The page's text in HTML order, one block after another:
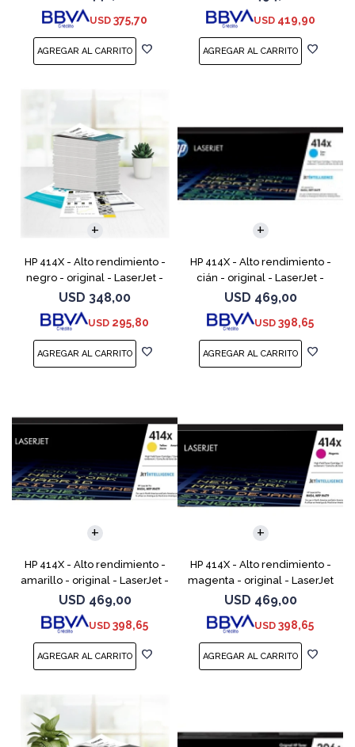
para LaserJet Pro M404dn,
M404dw, M404n, M4
USD 375,70 USD 419,90
HP 414X - Alto rendimiento -
negro - original - LaserJet -
cartucho de tóner (W2020X) -
para Color LaserJet
Enterprise M455, MFP
USD 348,00
USD 295,80
HP 414X - Alto rendimiento -
cián - original - LaserJet -
cartucho de tóner (W2021X) -
para Color LaserJet
Enterprise M455, MFP
USD 469,00
USD 398,65
HP 414X - Alto rendimiento -
amarillo - original - LaserJet -
cartucho de tóner (W2022X) -
para Color LaserJet
Enterprise M455,
USD 469,00
USD 398,65
HP 414X - Alto rendimiento -
magenta - original - LaserJet
- cartucho de tóner (W2023X)
- para Color LaserJet
Enterprise M455, M
USD 469,00
USD 398,65